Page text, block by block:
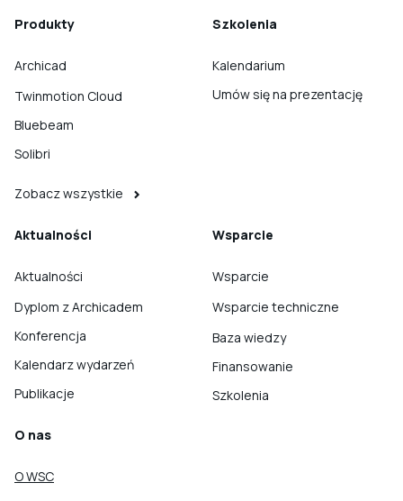
Produkty
Archicad
Twinmotion Cloud
Bluebeam
Solibri
Zobacz wszystkie
Szkolenia
Kalendarium
Umów się na prezentację
Aktualności
Aktualności
Dyplom z Archicadem
Konferencja
Kalendarz wydarzeń
Publikacje
O nas
O WSC
Wsparcie
Wsparcie
Wsparcie techniczne
Baza wiedzy
Finansowanie
Szkolenia